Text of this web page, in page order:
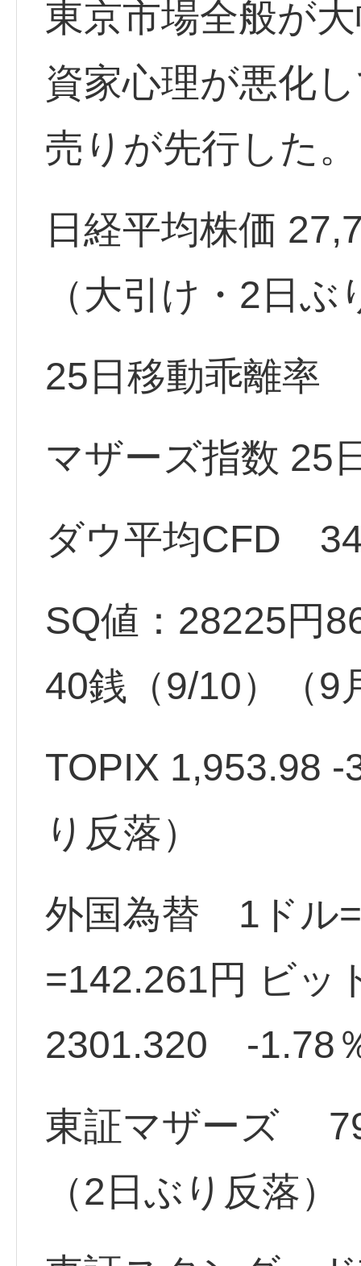
東京市場全般が
資家心理が悪化
売りが先行した。
日経平均株価
（大引け・2日ぶ
25日移動乖離率
マザーズ指数 25
ダウ平均CFD
SQ値：28225円
40銭（9/10）（9
TOPIX 1,953.98
り反落）
外国為替 1ドル
=142.261円 ビッ
2301.320 -1.78
東証マザーズ
（2日ぶり反落）